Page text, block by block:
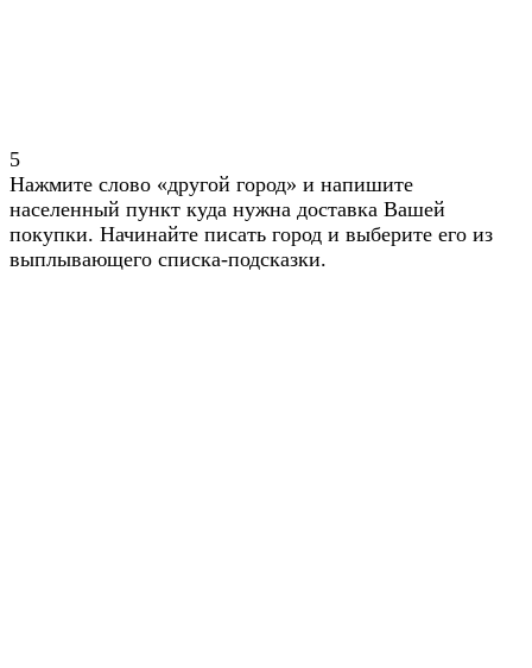
5
Нажмите слово «другой город» и напишите
населенный пункт куда нужна доставка Вашей
покупки. Начинайте писать город и выберите его из
выплывающего списка-подсказки.